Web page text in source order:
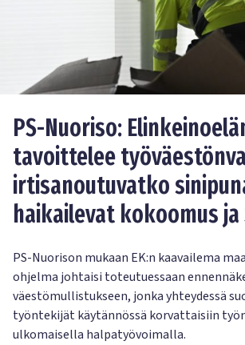
PS-Nuoriso:
tavoittelee
irtisanoutuvatko
haikailevat kokoomus ja
PS-Nuorison mukaan EK:n kaavailema
ohjelma johtaisi toteutuessaan
väestömullistukseen, jonka yhteydessä
työntekijät käytännössä korvattaisiin
ulkomaisella halpatyövoimalla.